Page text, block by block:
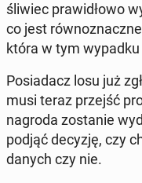
śli­wiec pra­wi­dło­wo
co jest
która w tym
Po­sia­dacz losu już
musi teraz przejść
nagroda zo­sta­nie
podjąć decyzję, czy
danych czy nie.